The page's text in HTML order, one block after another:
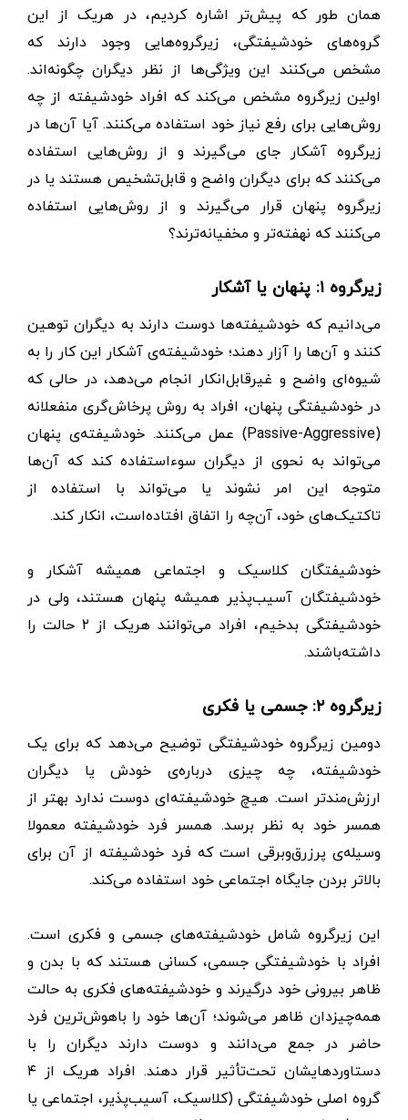
همان‌ طور که پیش‌تر اشاره کردیم، در هریک از این
گروه‌های خودشیفتگی، زیرگروه‌هایی وجود دارند که
مشخص می‌کنند این ویژگی‌ها از نظر دیگران چگونه‌اند.
اولین زیرگروه مشخص می‌کند که افراد خودشیفته از چه
روش‌هایی برای رفع نیاز خود استفاده می‌کنند. آیا آن‌ها در
زیرگروه آشکار جای می‌گیرند و از روش‌هایی استفاده
می‌کنند که برای دیگران واضح و قابل‌تشخیص هستند یا در
زیرگروه پنهان قرار می‌گیرند و از روش‌هایی استفاده
می‌کنند که نهفته‌تر و مخفیانه‌ترند؟
زیرگروه ۱: پنهان یا آشکار
می‌دانیم که خودشیفته‌ها دوست دارند به دیگران توهین
کنند و آن‌ها را آزار دهند؛ خودشیفته‌ی آشکار این کار را به
شیوه‌ای واضح و غیرقابل‌انکار انجام می‌دهد، در حالی که
در خودشیفتگی پنهان، افراد به روش پرخاش‌گری منفعلانه
(Passive-Aggressive) عمل می‌کنند. خودشیفته‌ی پنهان
می‌تواند به نحوی از دیگران سوءاستفاده کند که آن‌ها
متوجه این امر نشوند یا می‌تواند با استفاده از
تاکتیک‌های خود، آن‌چه را اتفاق افتاده‌است، انکار کند.
خودشیفتگان کلاسیک و اجتماعی همیشه آشکار و
خودشیفتگان آسیب‌پذیر همیشه پنهان هستند، ولی در
خودشیفتگی بدخیم، افراد می‌توانند هریک از ۲ حالت را
داشته‌باشند.
زیرگروه ۲: جسمی یا فکری
دومین زیرگروه خودشیفتگی توضیح می‌دهد که برای یک
خودشیفته، چه چیزی درباره‌ی خودش یا دیگران
ارزش‌مندتر است. هیچ خودشیفته‌ای دوست ندارد بهتر از
همسر خود به نظر برسد. همسر فرد خودشیفته معمولا
وسیله‌ی پرزرق‌وبرقی است که فرد خودشیفته از آن برای
بالاتر بردن جایگاه اجتماعی خود استفاده می‌کند.
این زیرگروه شامل خودشیفته‌های جسمی و فکری است.
افراد با خودشیفتگی جسمی، کسانی هستند که با بدن و
ظاهر بیرونی خود درگیرند و خودشیفته‌های فکری به حالت
همه‌چیزدان ظاهر می‌شوند؛ آن‌ها خود را باهوش‌ترین فرد
حاضر در جمع می‌دانند و دوست دارند دیگران را با
دستاوردهایشان تحت‌تأثیر قرار دهند. افراد هریک از ۴
گروه اصلی خودشیفتگی (کلاسیک، آسیب‌پذیر، اجتماعی یا